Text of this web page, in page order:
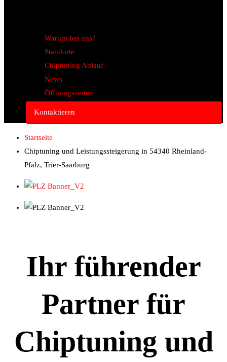
Warum bei uns?
Standorte
Chiptuning Ablauf
News
Öffnungszeiten
Kontaktieren
Startseite
Chiptuning und Leistungssteigerung in 54340 Rheinland-
Pfalz, Trier-Saarburg
Ihr führender
Partner für
Chiptuning und